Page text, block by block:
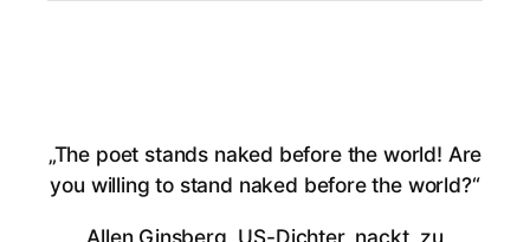
„The poet stands naked before the world! Are
you willing to stand naked before the world?“
Allen Ginsberg, US-Dichter, nackt, zu